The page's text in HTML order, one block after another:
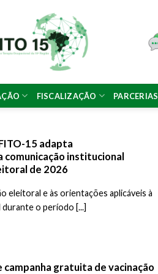
FISCALIZAÇÃO PARCERIAS
15 adapta
institucional
de 2026
eleitoral e às orientações aplicáveis à
o período [...]
campanha gratuita de vacinação